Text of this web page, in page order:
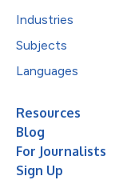
Industries
Subjects
Languages
Resources
Blog
For Journalists
Sign Up